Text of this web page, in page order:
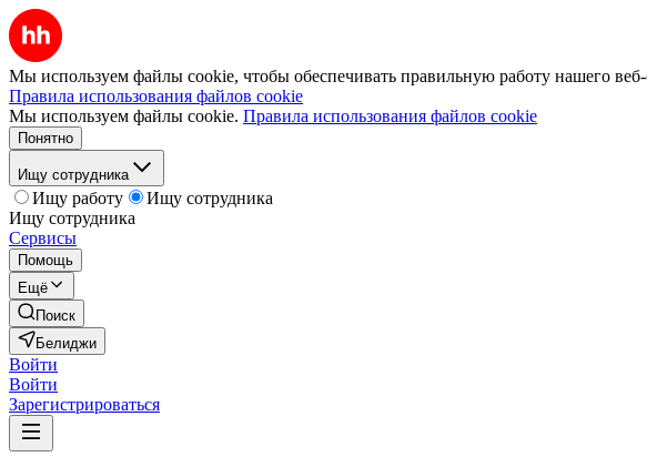
Мы используем файлы cookie, чтобы обеспечивать правильную работу нашего веб-
Правила использования файлов cookie
Мы используем файлы cookie. Правила использования файлов cookie
Понятно
Ищу сотрудника
Ищу работу
Ищу сотрудника
Ищу сотрудника
Сервисы
Помощь
Ещё
Поиск
Белиджи
Войти
Войти
Зарегистрироваться